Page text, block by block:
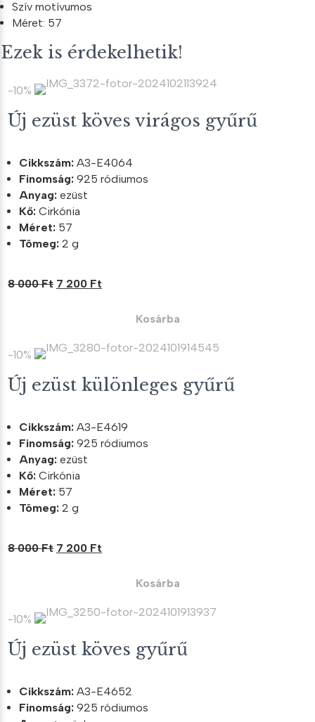
Szív motívumos
Méret: 57
Ezek is érdekelhetik!
-10%
Új ezüst köves virágos gyűrű
Cikkszám: A3-E4064
Finomság: 925 ródiumos
Anyag: ezüst
Kő: Cirkónia
Méret: 57
Tömeg: 2 g
8 000Ft Original
000 Ft.
7 200 Ft
200 Ft.
Kosárba
-10%
Új ezüst különleges gyűrű
Cikkszám: A3-E4619
Finomság: 925 ródiumos
Anyag: ezüst
Kő: Cirkónia
Méret: 57
Tömeg: 2 g
8 000Ft Original
000 Ft.
7 200 Ft
200 Ft.
Kosárba
-10%
Új ezüst köves gyűrű
Cikkszám: A3-E4652
Finomság: 925 ródiumos